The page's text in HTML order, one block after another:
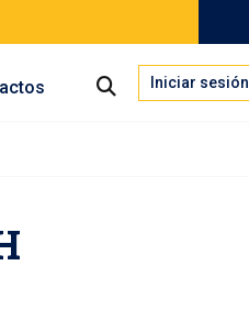
Iniciar sesión